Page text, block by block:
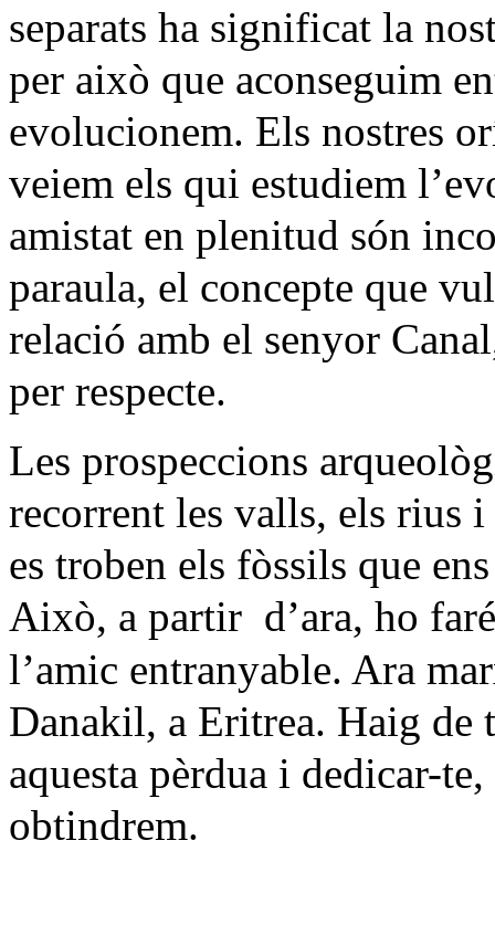
separats ha significat la
per això que aconseguim
evolucionem. Els nostres
veiem els qui estudiem
amistat en plenitud són
paraula, el concepte que
relació amb el senyor
per respecte.
Les prospeccions
recorrent les valls, els rius i
es troben els fòssils que
Això, a partir d’ara, ho
l’amic entranyable. Ara
Danakil, a Eritrea. Haig de
aquesta pèrdua i dedicar-
obtindrem.